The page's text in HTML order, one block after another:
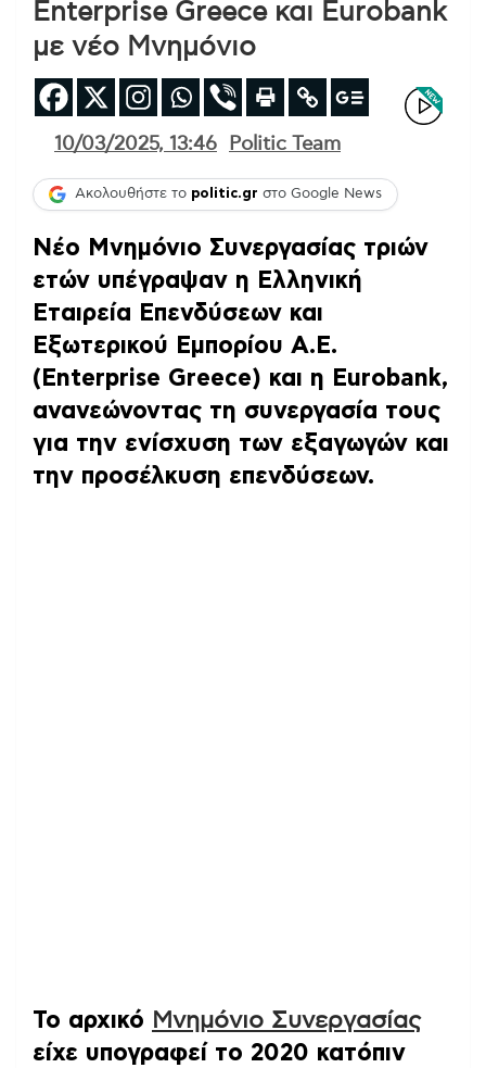
Enterprise Greece και Eurobank
με νέο Μνημόνιο
10/03/2025, 13:46 Politic Team
Ακολουθήστε το politic.gr στο Google News
Νέο Μνημόνιο Συνεργασίας τριών
ετών υπέγραψαν η Ελληνική
Εταιρεία Επενδύσεων και
Εξωτερικού Εμπορίου Α.Ε.
(Enterprise Greece) και η Eurobank,
ανανεώνοντας τη συνεργασία τους
για την ενίσχυση των εξαγωγών και
την προσέλκυση επενδύσεων.
Το αρχικό Μνημόνιο Συνεργασίας
είχε υπογραφεί το 2020 κατόπιν